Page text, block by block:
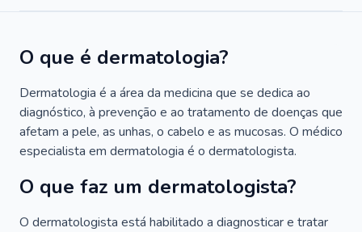
O que é dermatologia?
Dermatologia é a área da medicina que se dedica ao
diagnóstico, à prevenção e ao tratamento de doenças que
afetam a pele, as unhas, o cabelo e as mucosas. O médico
especialista em dermatologia é o dermatologista.
O que faz um dermatologista?
O dermatologista está habilitado a diagnosticar e tratar